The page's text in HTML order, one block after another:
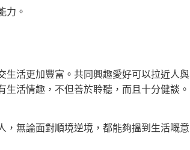
力。
生活更加豐富。共同興趣愛好可以拉近人與
生活情趣，不但善於聆聽，而且十分健談。
，無論面對順境逆境，都能夠搵到生活嘅意